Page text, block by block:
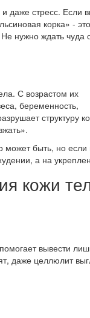
даже стресс. Если
корка» -
нужно ждать чуда
С возрастом их
беременность,
структуру
может быть, но
а на
кожи
вывести
даже целлюлит